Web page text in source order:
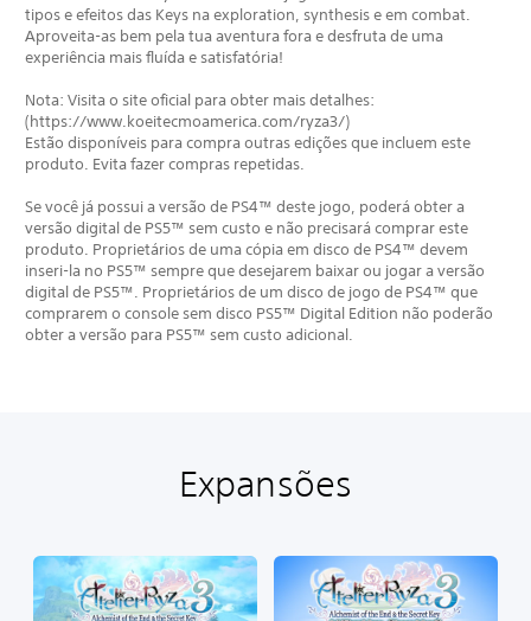
tipos e efeitos das Keys na exploration, synthesis e em combat.
Aproveita-as bem pela tua aventura fora e desfruta de uma
experiência mais fluída e satisfatória!
Nota: Visita o site oficial para obter mais detalhes:
(https://www.koeitecmoamerica.com/ryza3/)
Estão disponíveis para compra outras edições que incluem este
produto. Evita fazer compras repetidas.
Se você já possui a versão de PS4™ deste jogo, poderá obter a
versão digital de PS5™ sem custo e não precisará comprar este
produto. Proprietários de uma cópia em disco de PS4™ devem
inseri-la no PS5™ sempre que desejarem baixar ou jogar a versão
digital de PS5™. Proprietários de um disco de jogo de PS4™ que
comprarem o console sem disco PS5™ Digital Edition não poderão
obter a versão para PS5™ sem custo adicional.
Expansões